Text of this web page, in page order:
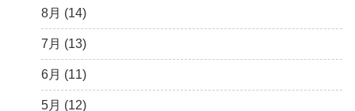
1月 (7)
2月 (11)
1月 (10)
4月 (7)
3月 (8)
2月 (19)
1月 (10)
5月 (8)
4月 (12)
3月 (9)
2月 (8)
6月 (7)
5月 (7)
4月 (6)
3月 (6)
7月 (6)
6月 (6)
5月 (7)
4月 (9)
8月 (14)
7月 (13)
6月 (11)
5月 (12)